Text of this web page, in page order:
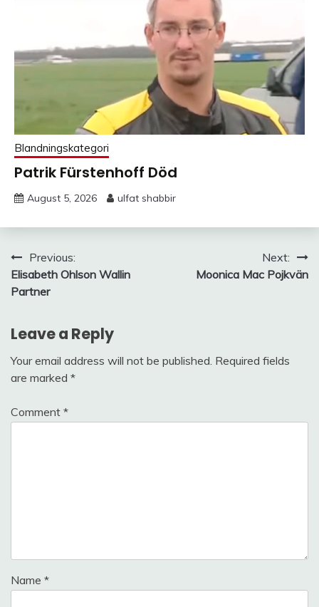
Blandningskategori
Patrik Fürstenhoff Död
August 5, 2026 ulfat shabbir
Post
navigation
Previous:
Elisabeth Ohlson Wallin
Partner
Next:
Moonica Mac Pojkvän
Leave a Reply
Your email address will not be published. Required fields
are marked *
Comment *
Name *